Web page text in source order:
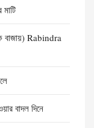
Rabindra
বাদল দিনে